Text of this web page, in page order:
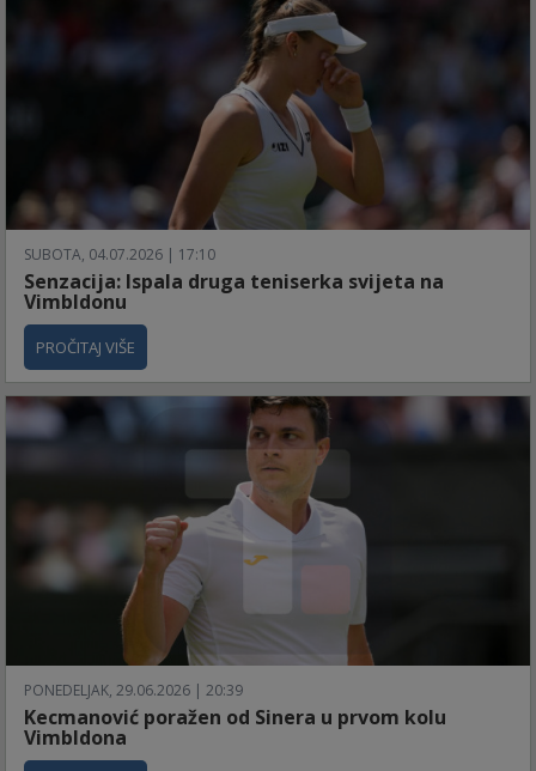
SUBOTA, 04.07.2026 | 17:10
Senzacija: Ispala druga teniserka svijeta na
Vimbldonu
PROČITAJ VIŠE
PONEDELJAK, 29.06.2026 | 20:39
Kecmanović poražen od Sinera u prvom kolu
Vimbldona